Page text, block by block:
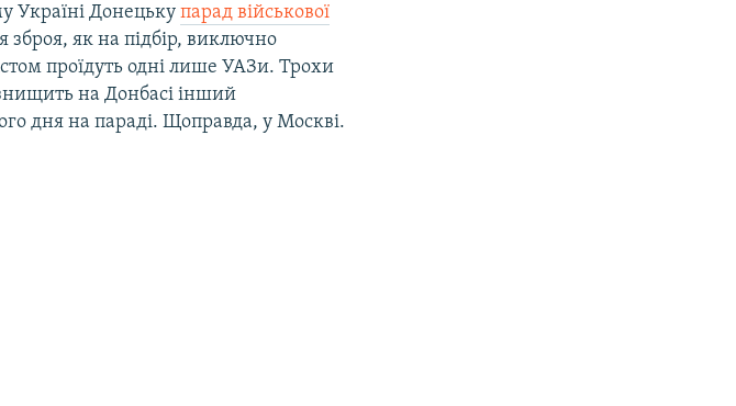
Україні Донецькупарад військової
як на підбір, виключно
проїдуть одні лише УАЗи. Трохи
на Донбасі інший
дня на параді. Щоправда, у Москві.